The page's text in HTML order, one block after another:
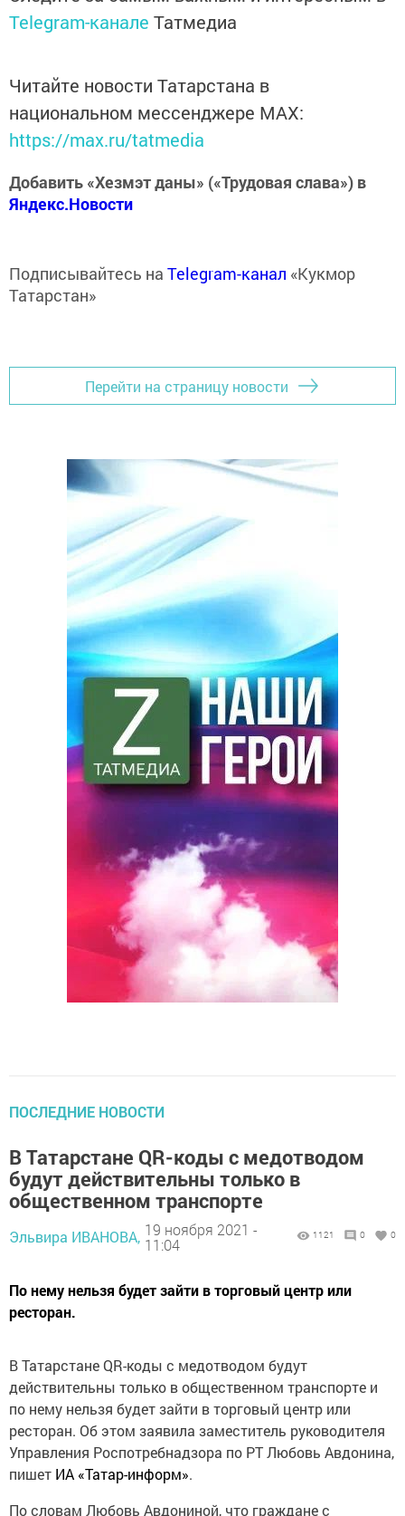
Telegram-канале Татмедиа
Читайте новости Татарстана в
национальном мессенджере MАХ:
https://max.ru/tatmedia
Добавить «Хезмэт даны» («Трудовая слава») в
Яндекс.Новости
Подписывайтесь на Telegram-канал «Кукмор
Татарстан»
Перейти на страницу новости
ПОСЛЕДНИЕ НОВОСТИ
В Татарстане QR-коды с медотводом
будут действительны только в
общественном транспорте
Эльвира ИВАНОВА, 19 ноября 2021 -
11:04
1121 0 0
По нему нельзя будет зайти в торговый центр или
ресторан.
В Татарстане QR-коды с медотводом будут
действительны только в общественном транспорте и
по нему нельзя будет зайти в торговый центр или
ресторан. Об этом заявила заместитель руководителя
Управления Роспотребнадзора по РТ Любовь Авдонина,
пишет ИА «Татар-информ».
По словам Любовь Авдониной, что граждане с